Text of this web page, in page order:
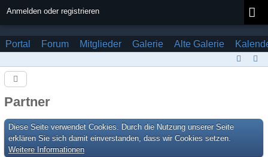
Anmelden oder registrieren
Portal Forum Mitglieder Galerie Alte Galerie
Partner
Diese Seite verwendet Cookies. Durch die Nutzung unserer Seite
erklären Sie sich damit einverstanden, dass wir Cookies setzen.
Weitere Informationen